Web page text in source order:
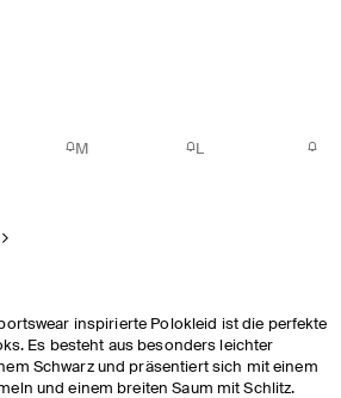
M L
inspirierte Polokleid ist die perfekte
Es besteht aus besonders leichter
Schwarz und präsentiert sich mit einem
und einem breiten Saum mit Schlitz.